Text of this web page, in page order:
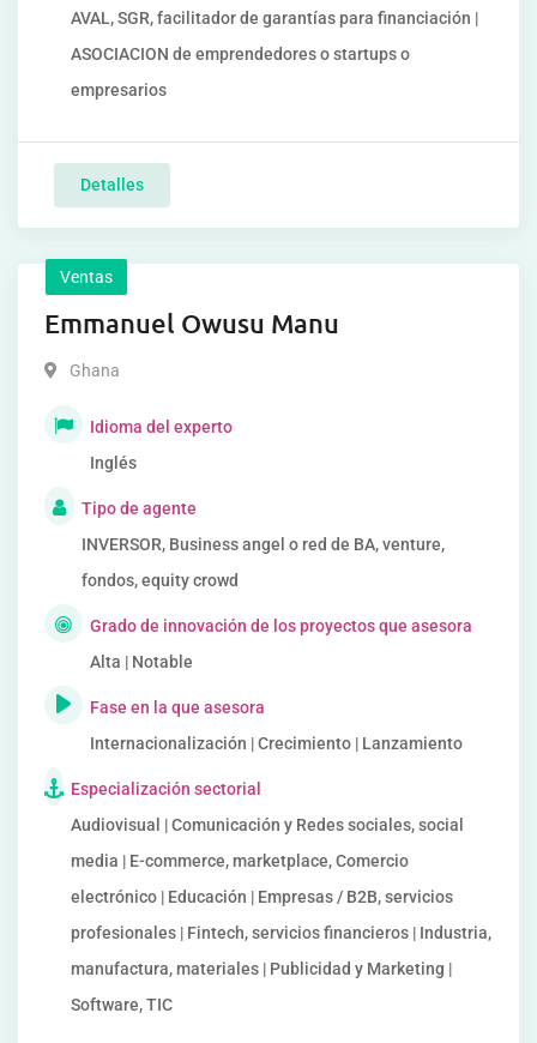
AVAL, SGR, facilitador de garantías para financiación |
ASOCIACION de emprendedores o startups o
empresarios
Detalles
Ventas
Emmanuel Owusu Manu
Ghana
Idioma del experto
Inglés
Tipo de agente
INVERSOR, Business angel o red de BA, venture,
fondos, equity crowd
Grado de innovación de los proyectos que asesora
Alta | Notable
Fase en la que asesora
Internacionalización | Crecimiento | Lanzamiento
Especialización sectorial
Audiovisual | Comunicación y Redes sociales, social
media | E-commerce, marketplace, Comercio
electrónico | Educación | Empresas / B2B, servicios
profesionales | Fintech, servicios financieros | Industria,
manufactura, materiales | Publicidad y Marketing |
Software, TIC